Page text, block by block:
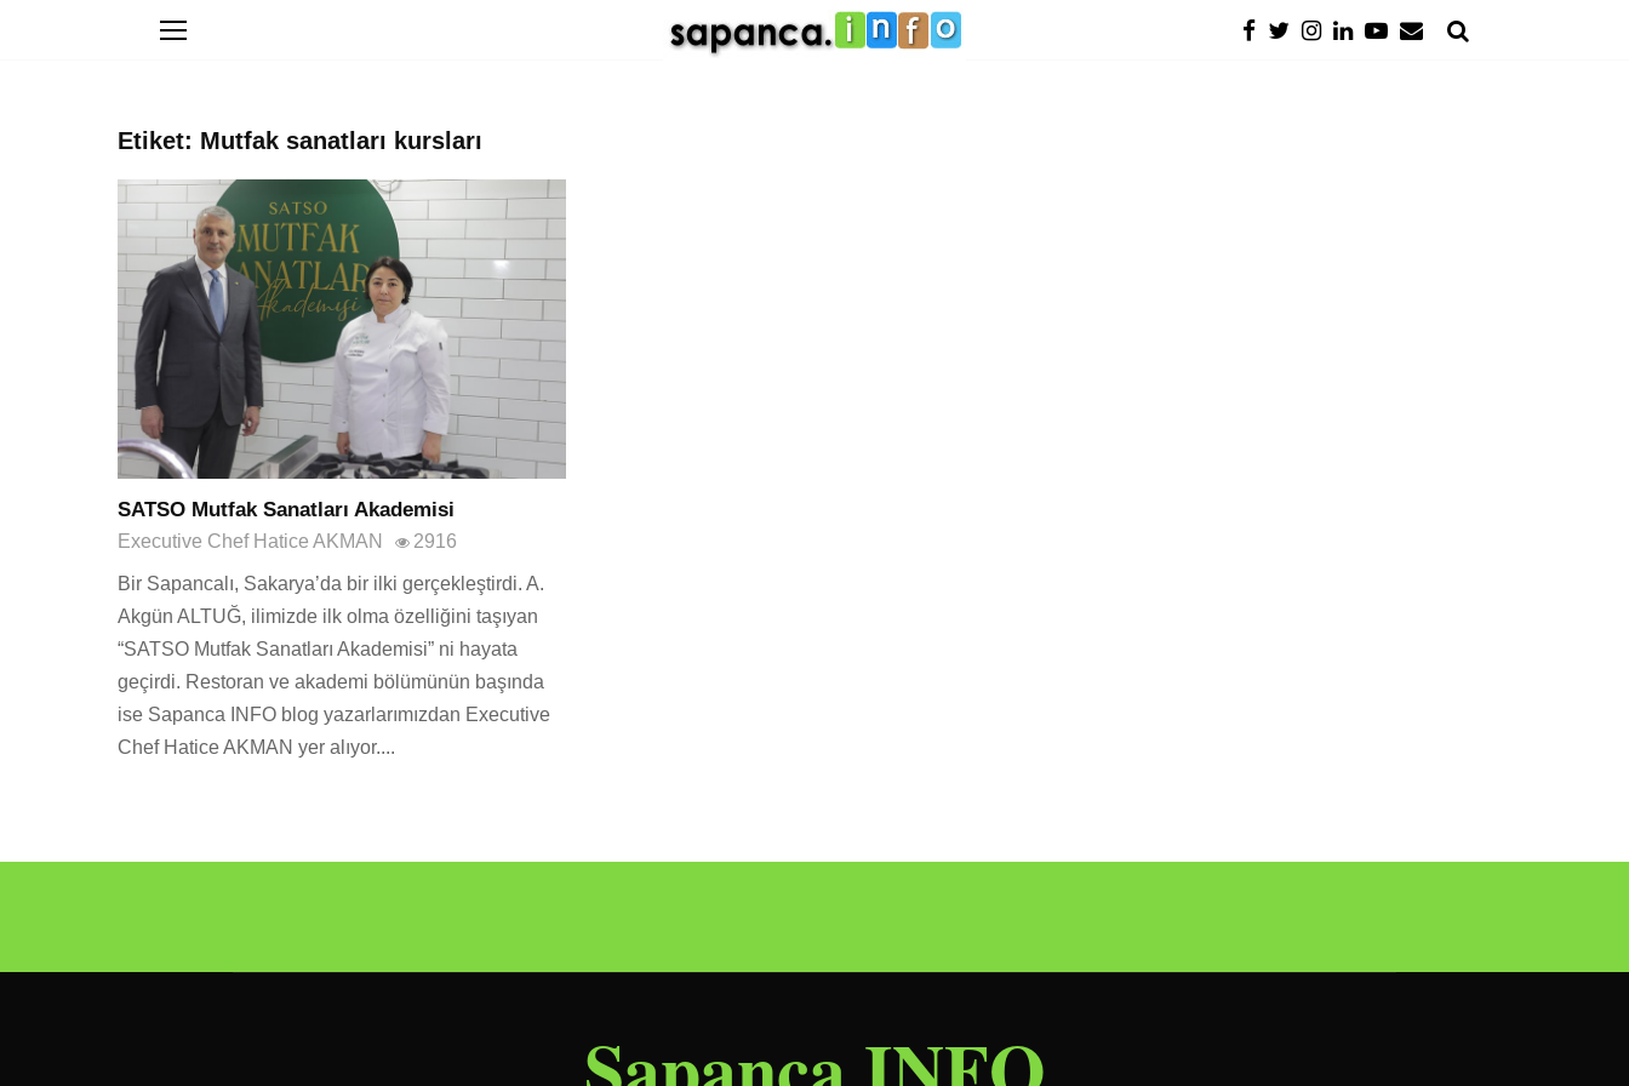
Etiket: Mutfak sanatları kursları
SATSO Mutfak Sanatları Akademisi
Executive Chef Hatice AKMAN 2916
Bir Sapancalı, Sakarya’da bir ilki gerçekleştirdi. A.
Akgün ALTUĞ, ilimizde ilk olma özelliğini taşıyan
“SATSO Mutfak Sanatları Akademisi” ni hayata
geçirdi. Restoran ve akademi bölümünün başında
ise Sapanca INFO blog yazarlarımızdan Executive
Chef Hatice AKMAN yer alıyor....